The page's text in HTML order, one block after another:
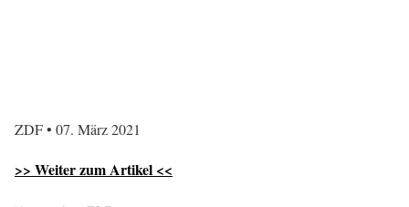
ZDF • 07. März 2021
>> Weiter zum Artikel <<